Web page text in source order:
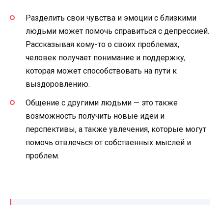
Разделить свои чувства и эмоции с близкими
людьми может помочь справиться с депрессией.
Рассказывая кому-то о своих проблемах,
человек получает понимание и поддержку,
которая может способствовать на пути к
выздоровлению.
Общение с другими людьми — это также
возможность получить новые идеи и
перспективы, а также увлечения, которые могут
помочь отвлечься от собственных мыслей и
проблем.